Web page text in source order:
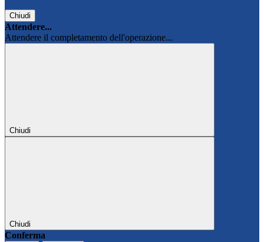
Chiudi
Attendere...
Attendere il completamento dell'operazione...
Chiudi
Chiudi
Conferma